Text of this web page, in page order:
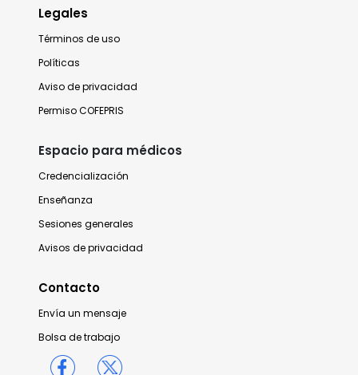
Legales
Términos de uso
Políticas
Aviso de privacidad
Permiso COFEPRIS
Espacio para médicos
Credencialización
Enseñanza
Sesiones generales
Avisos de privacidad
Contacto
Envía un mensaje
Bolsa de trabajo